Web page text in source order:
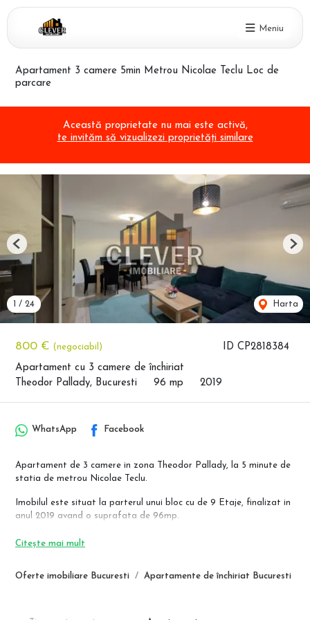
Meniu
Apartament 3 camere 5min Metrou Nicolae Teclu Loc de
parcare
Această proprietate nu mai este activă,
te invităm să vizualizezi proprietăți similare
ID CP2818384
800 € (negociabil)
Apartament cu 3 camere de închiriat
Theodor Pallady, Bucuresti
96 mp 2019
/ 24 Harta
Previous
Oferte imobiliare Bucuresti Apartamente de închiriat Bucuresti
WhatsApp Facebook
Apartament de 3 camere in zona Theodor Pallady, la 5 minute de
statia de metrou Nicolae Teclu.
Imobilul este situat la parterul unui bloc cu de 9 Etaje, finalizat in
anul 2019 avand o suprafata de 96mp.
Apartamentul este mobilat si utilat complet, iar bucataria este
zona de dining,TV, AC, 2 dormitoare din care unul matrimonial cu
Citește mai mult